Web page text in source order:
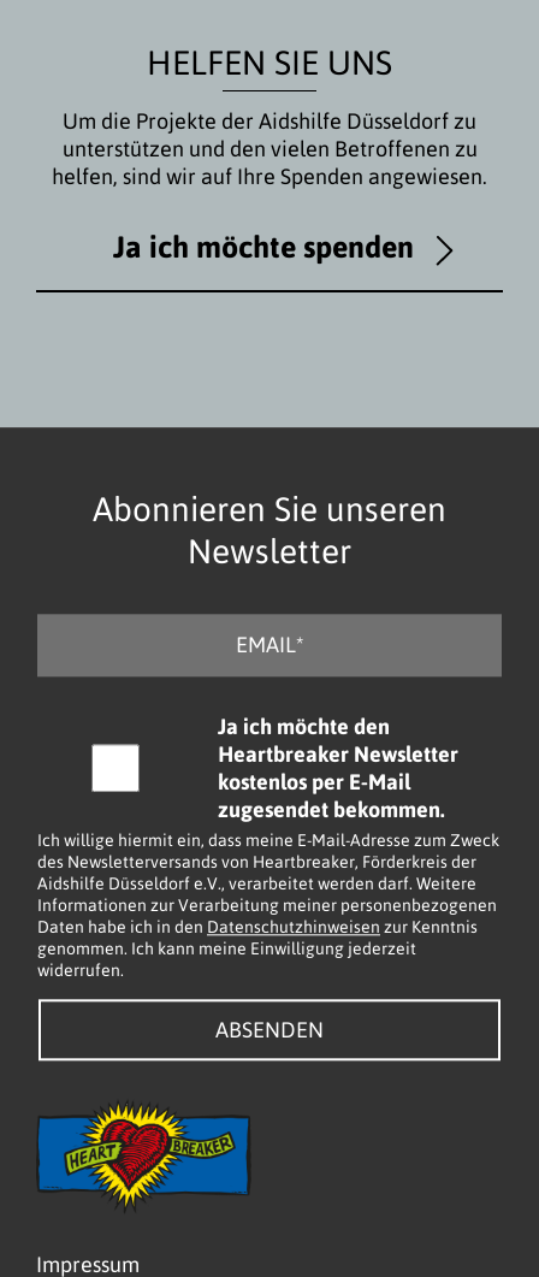
HELFEN SIE UNS
Um die Projekte der Aidshilfe Düsseldorf zu
unterstützen und den vielen Betroffenen zu
helfen, sind wir auf Ihre Spenden angewiesen.
Ja ich möchte spenden
Abonnieren Sie unseren
Newsletter
M
k
b
o
x
e
n
*
Ja ich möchte den
Heartbreaker Newsletter
kostenlos per E-Mail
zugesendet bekommen.
Ich willige hiermit ein, dass meine E-Mail-Adresse zum Zweck
des Newsletterversands von Heartbreaker, Förderkreis der
Aidshilfe Düsseldorf e.V., verarbeitet werden darf. Weitere
Informationen zur Verarbeitung meiner personenbezogenen
Daten habe ich in den Datenschutzhinweisen zur Kenntnis
genommen. Ich kann meine Einwilligung jederzeit
widerrufen.
ABSENDEN
Impressum